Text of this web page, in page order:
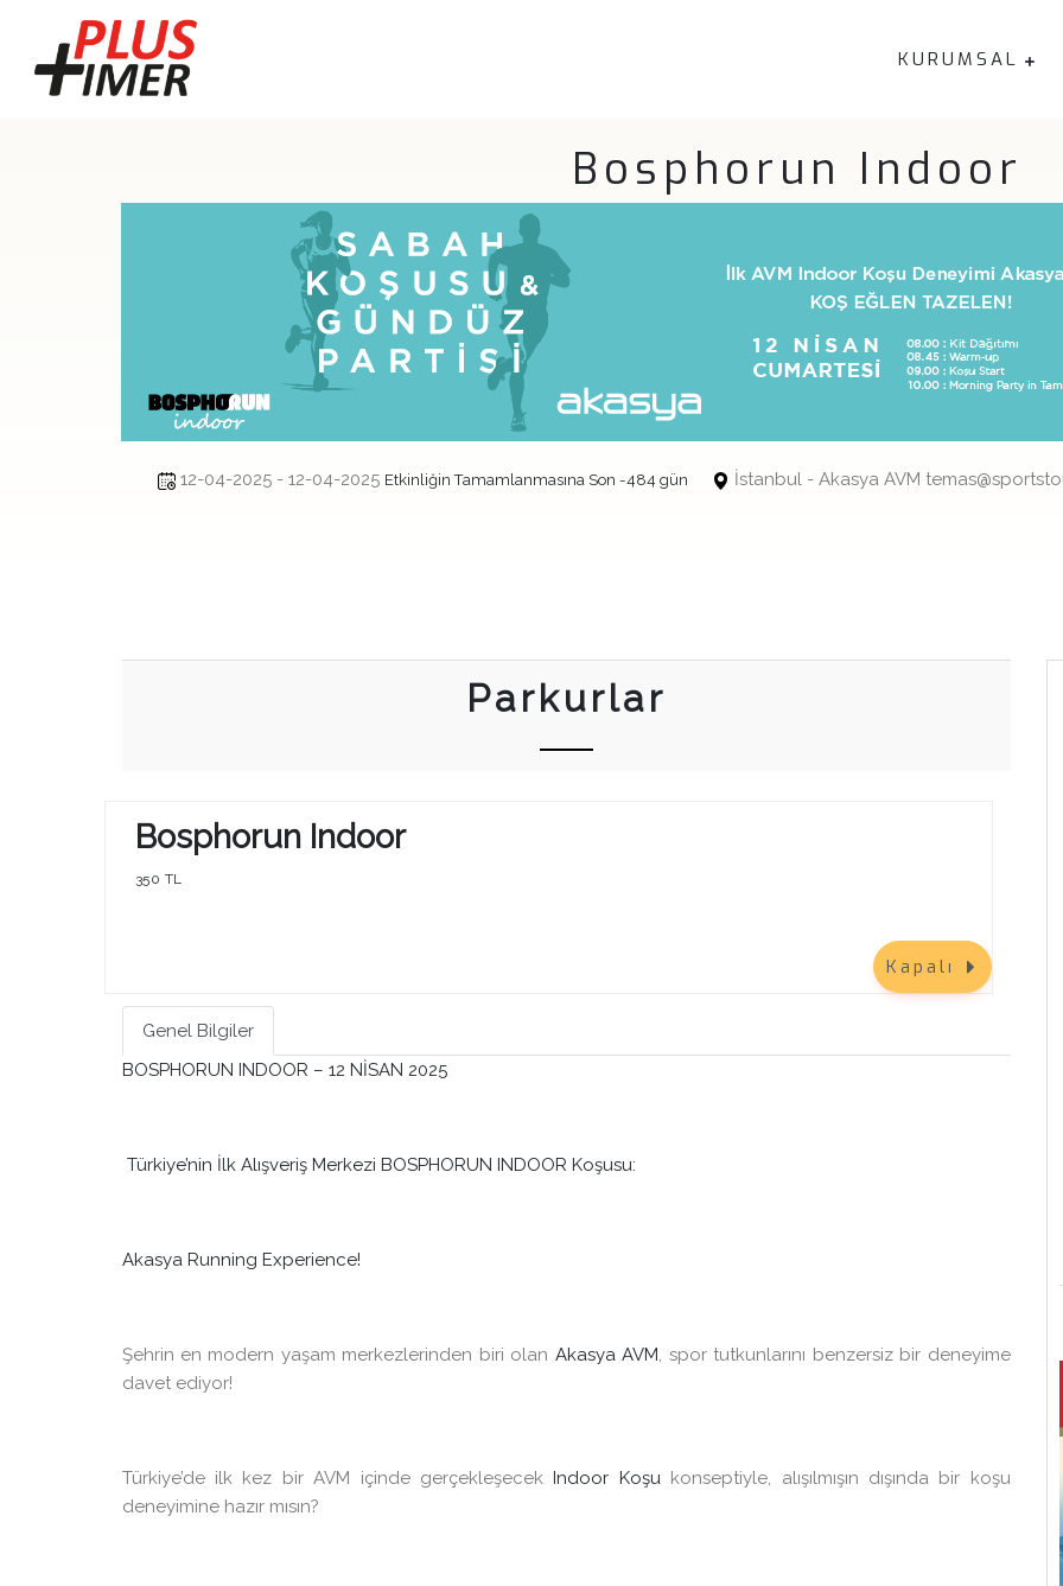
KURUMSAL
Bosphorun Indoor
12-04-2025 - 12-04-2025 Etkinliğin Tamamlanmasına Son -484 gün İstanbul - Akasya AVM
Parkurlar
Bosphorun Indoor
350 TL
Kapalı
Genel Bilgiler
BOSPHORUN INDOOR – 12 NİSAN 2025
Türkiye’nin İlk Alışveriş Merkezi BOSPHORUN INDOOR Koşusu:
Akasya Running Experience!
Şehrin en modern yaşam merkezlerinden biri olan Akasya AVM, spor tutkunlarını benzersiz bir deneyime
davet ediyor!
Türkiye’de ilk kez bir AVM içinde gerçekleşecekIndoor Koşukonseptiyle, alışılmışın dışında bir koşu
deneyimine hazır mısın?